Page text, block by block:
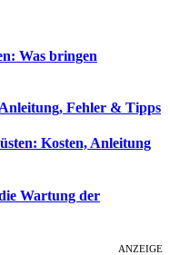
Was bringen
Fehler & Tipps
Kosten, Anleitung
Wartung der
ANZEIGE